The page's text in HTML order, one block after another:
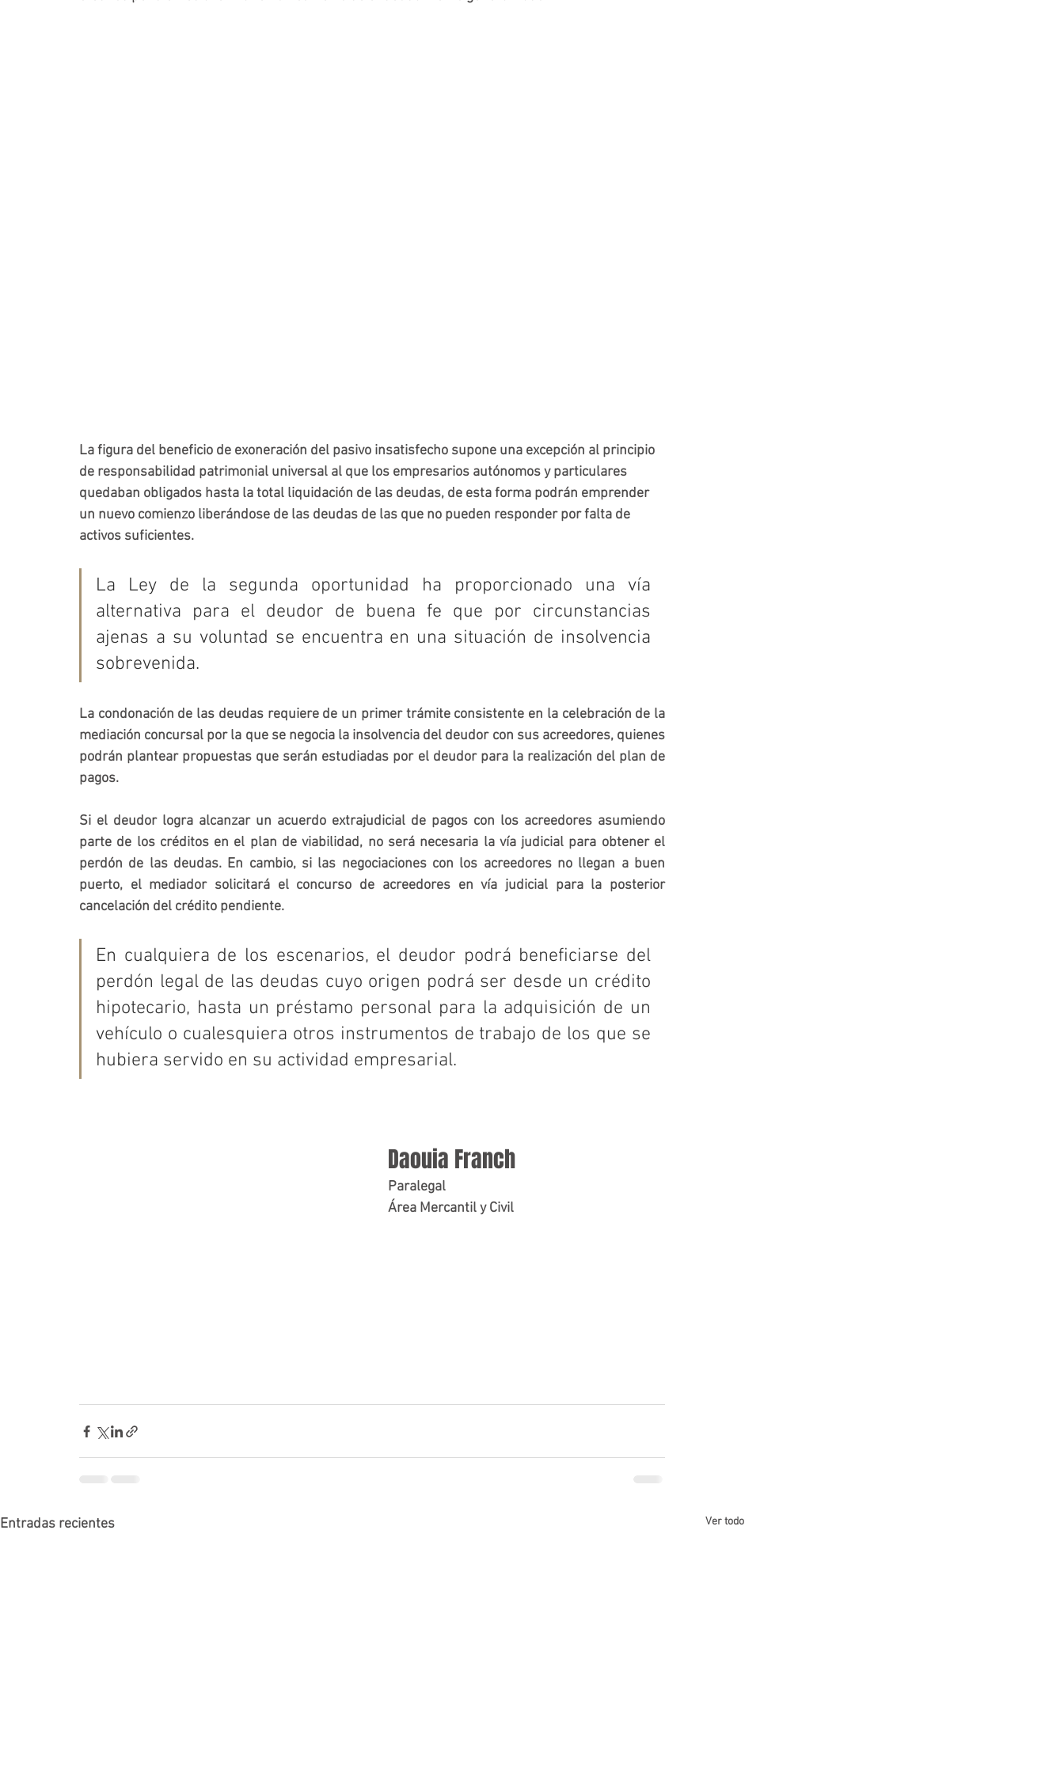
La figura del beneficio de exoneración del pasivo insatisfecho supone una excepción al principio
de responsabilidad patrimonial universal al que los empresarios autónomos y particulares
quedaban obligados hasta la total liquidación de las deudas, de esta forma podrán emprender
un nuevo comienzo liberándose de las deudas de las que no pueden responder por falta de
activos suficientes.
La Ley de la segunda oportunidad ha proporcionado una vía
alternativa para el deudor de buena fe que por circunstancias
ajenas a su voluntad se encuentra en una situación de insolvencia
sobrevenida.
La condonación de las deudas requiere de un primer trámite consistente en la celebración de la
mediación concursal por la que se negocia la insolvencia del deudor con sus acreedores, quienes
podrán plantear propuestas que serán estudiadas por el deudor para la realización del plan de
pagos.
Si el deudor logra alcanzar un acuerdo extrajudicial de pagos con los acreedores asumiendo
parte de los créditos en el plan de viabilidad, no será necesaria la vía judicial para obtener el
perdón de las deudas. En cambio, si las negociaciones con los acreedores no llegan a buen
puerto, el mediador solicitará el concurso de acreedores en vía judicial para la posterior
cancelación del crédito pendiente.
En cualquiera de los escenarios, el deudor podrá beneficiarse del
perdón legal de las deudas cuyo origen podrá ser desde un crédito
hipotecario, hasta un préstamo personal para la adquisición de un
vehículo o cualesquiera otros instrumentos de trabajo de los que se
hubiera servido en su actividad empresarial.
Daouia Franch
Paralegal
Área Mercantil y Civil
Entradas recientes Ver todo